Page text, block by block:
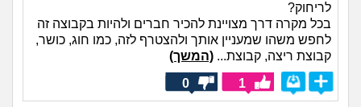
לריחוק?
בכל מקרה דרך מצויינת להכיר חברים ולהיות בקבוצה זה
לחפש משהו שמעניין אותך ולהצטרף לזה, כמו חוג, כושר,
קבוצת ריצה, קבוצת... (המשך)
1
0